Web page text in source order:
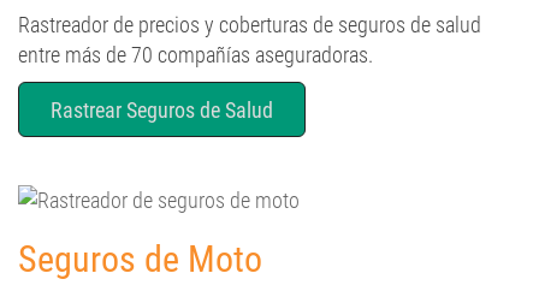
Rastreador de precios y coberturas de seguros de salud
entre más de 70 compañías aseguradoras.
Rastrear Seguros de Salud
Seguros de Moto